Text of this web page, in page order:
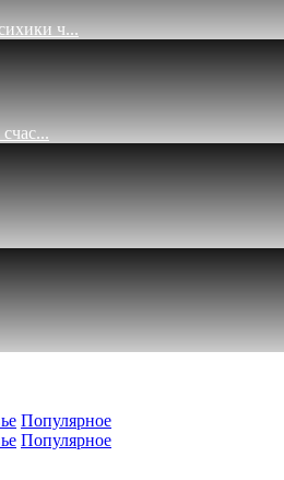
ч...
Популярное
Популярное